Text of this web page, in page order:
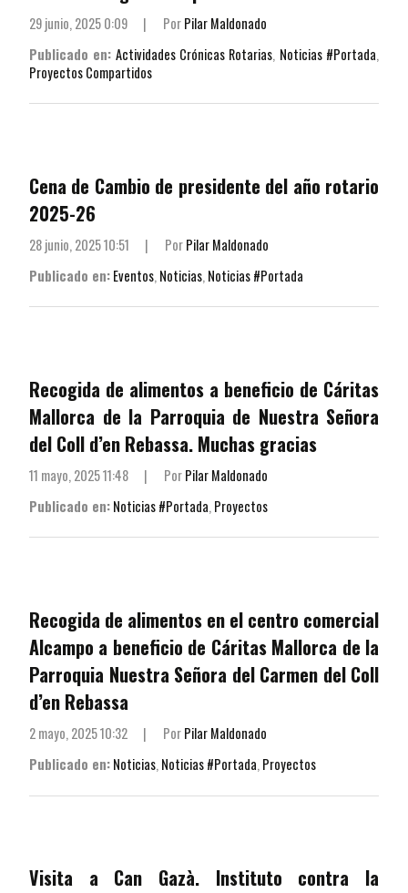
29 junio, 2025 0:09 | PorPilar Maldonado
Publicado en: Actividades Crónicas Rotarias, Noticias #Portada,
Proyectos Compartidos
Cena de Cambio de presidente del año rotario
2025-26
28 junio, 2025 10:51 | PorPilar Maldonado
Publicado en:Eventos, Noticias, Noticias #Portada
Recogida de alimentos a beneficio de Cáritas
Mallorca de la Parroquia de Nuestra Señora
del Coll d’en Rebassa. Muchas gracias
11 mayo, 2025 11:48 | PorPilar Maldonado
Publicado en:Noticias #Portada,Proyectos
Recogida de alimentos en el centro comercial
Alcampo a beneficio de Cáritas Mallorca de la
Parroquia Nuestra Señora del Carmen del Coll
d’en Rebassa
2 mayo, 2025 10:32 | PorPilar Maldonado
Publicado en:Noticias,Noticias #Portada,Proyectos
Visita a Can Gazà. Instituto contra la